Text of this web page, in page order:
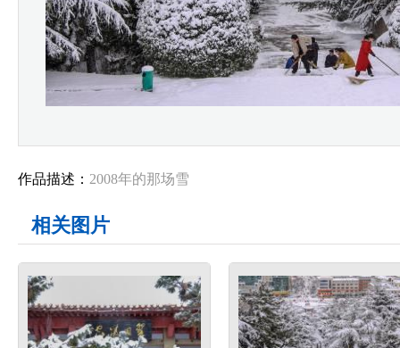
作品描述： 2008年的那场雪
相关图片